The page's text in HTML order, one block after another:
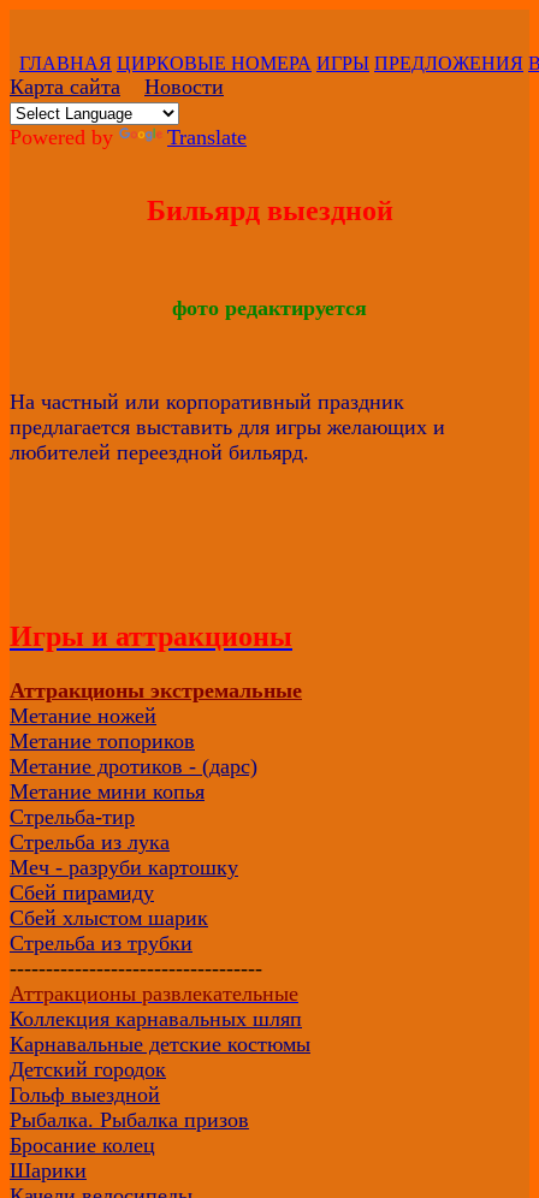
ГЛАВНАЯ ЦИРКОВЫЕ НОМЕРА ИГРЫ ПРЕДЛОЖЕНИЯ
Карта сайта Новости
Powered by Translate
Бильярд выездной
фото редактируется
На частный или корпоративный праздник
предлагается выставить для игры желающих и
любителей переездной бильярд.
Игры и аттракционы
Аттракционы экстремальные
Метание ножей
Метание топориков
Метание дротиков - (дарс)
Метание мини копья
Стрельба-тир
Стрельба из лука
Меч - разруби картошку
Сбей пирамиду
Сбей хлыстом шарик
Стрельба из трубки
-----------------------------------
Аттракционы развлекательные
Коллекция карнавальных шляп
Карнавальные детские костюмы
Детский городок
Гольф выездной
Рыбалка. Рыбалка призов
Бросание колец
Шарики